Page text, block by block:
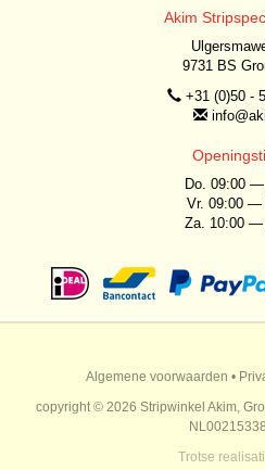
Akim
9731 BS
+31 (0)50 -
Do. 09:00
Vr. 09:00 —
Za. 10:00 —
Algemene voorwaarden •
copyright © 2026 Stripwinkel Akim,
Trotse